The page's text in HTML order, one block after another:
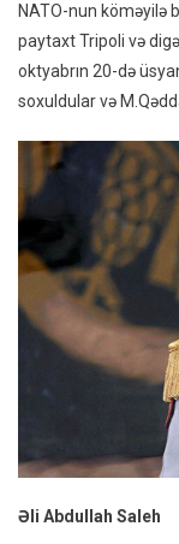
NATO-nun köməyilə
paytaxt Tripoli və
oktyabrın 20-də
soxuldular və
Əli Abdullah Saleh